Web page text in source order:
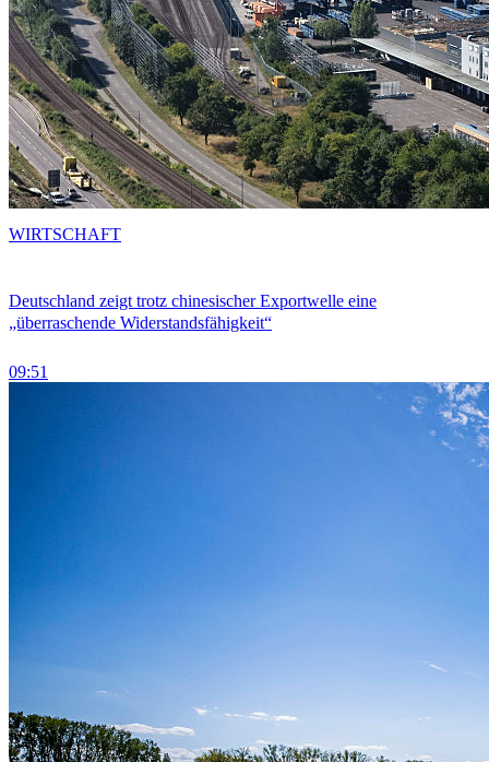
Deutschland zeigt trotz chinesischer Exportwelle eine
„überraschende Widerstandsfähigkeit“
09:51
WIRTSCHAFT